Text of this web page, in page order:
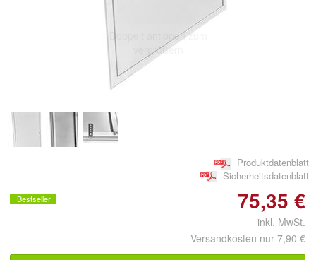
Doppelt antippen zum
vergrößern
Produktdatenblatt
Sicherheitsdatenblatt
Bestseller 75,35 €
inkl. MwSt.
Versandkosten nur 7,90 €